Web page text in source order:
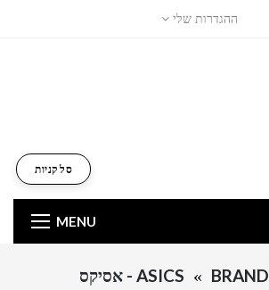
ההגדרות שלי
MENU
סל קניות
BRAND
ASICS - אסיקס